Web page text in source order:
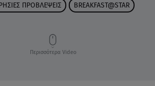
ΠΡΟΒΛΕΨΕΙΣ BREAKFAST@STAR
Περισσότερα Video